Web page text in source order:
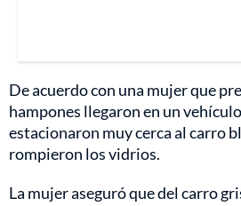
De acuerdo con una mujer que
hampones llegaron en un
estacionaron muy cerca al carro
rompieron los vidrios.
La mujer aseguró que del carro